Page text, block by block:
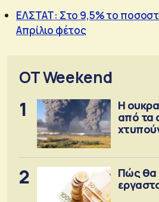
ΕΛΣΤΑΤ: Στο 9,5% το
Απρίλιο φέτος
OT Weekend
1
Η
από τα
2
Πώς θα